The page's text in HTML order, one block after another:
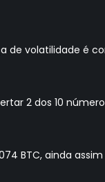
de volatilidade é
2 dos 10
BTC, ainda